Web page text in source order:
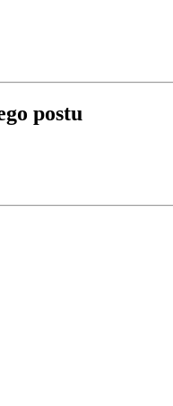
postu